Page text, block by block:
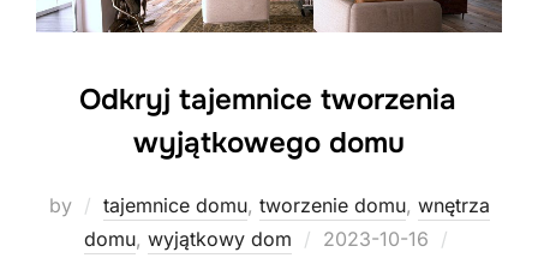
Odkryj tajemnice tworzenia
wyjątkowego domu
by tajemnice domu, tworzenie domu, wnętrza
domu, wyjątkowy dom
Posted
2023-10-16